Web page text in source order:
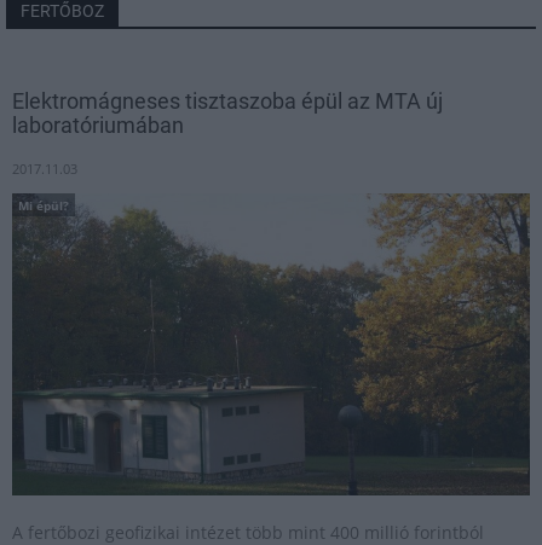
FERTŐBOZ
Elektromágneses tisztaszoba épül az MTA új
laboratóriumában
2017.11.03
Mi épül?
A fertőbozi geofizikai intézet több mint 400 millió forintból